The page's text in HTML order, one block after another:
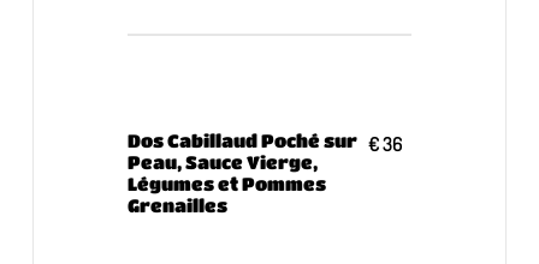
Dos Cabillaud Poché sur
Peau, Sauce Vierge,
Légumes et Pommes
Grenailles
€ 36